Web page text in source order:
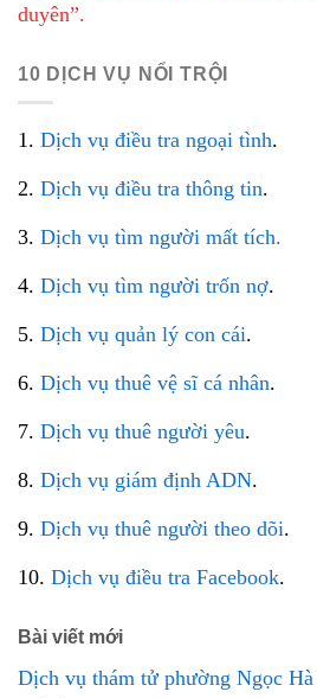
duyên”.
10 DỊCH VỤ NỔI TRỘI
1. Dịch vụ điều tra ngoại tình.
2. Dịch vụ điều tra thông tin.
3. Dịch vụ tìm người mất tích.
4. Dịch vụ tìm người trốn nợ.
5. Dịch vụ quản lý con cái.
6. Dịch vụ thuê vệ sĩ cá nhân.
7. Dịch vụ thuê người yêu.
8. Dịch vụ giám định ADN.
9. Dịch vụ thuê người theo dõi.
10. Dịch vụ điều tra Facebook.
Bài viết mới
Dịch vụ thám tử phường Ngọc